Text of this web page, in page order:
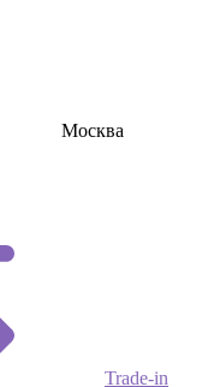
Москва
Trade-in